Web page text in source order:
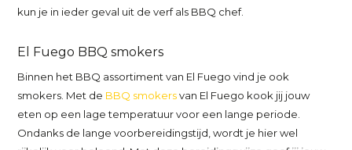
kun je in ieder geval uit de verf als BBQ chef.
El Fuego BBQ smokers
Binnen het BBQ assortiment van El Fuego vind je ook
smokers. Met de BBQ smokersvan El Fuego kook jij jouw
eten op een lage temperatuur voor een lange periode.
Ondanks de lange voorbereidingstijd, wordt je hier wel